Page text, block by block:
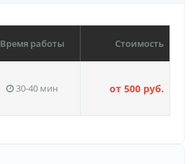
Время работы Стоимость
30-40 мин от 500 руб.